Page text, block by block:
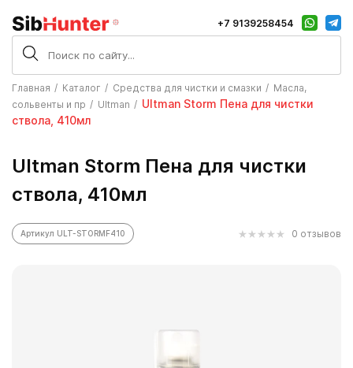
+7 9139258454
Главная Каталог Средства для чистки и смазки
Масла,
сольвенты и пр
Ultman
Ultman Storm Пена для чистки
ствола, 410мл
Ultman Storm Пена для чистки
ствола, 410мл
Артикул ULT-STORMF410 0 отзывов